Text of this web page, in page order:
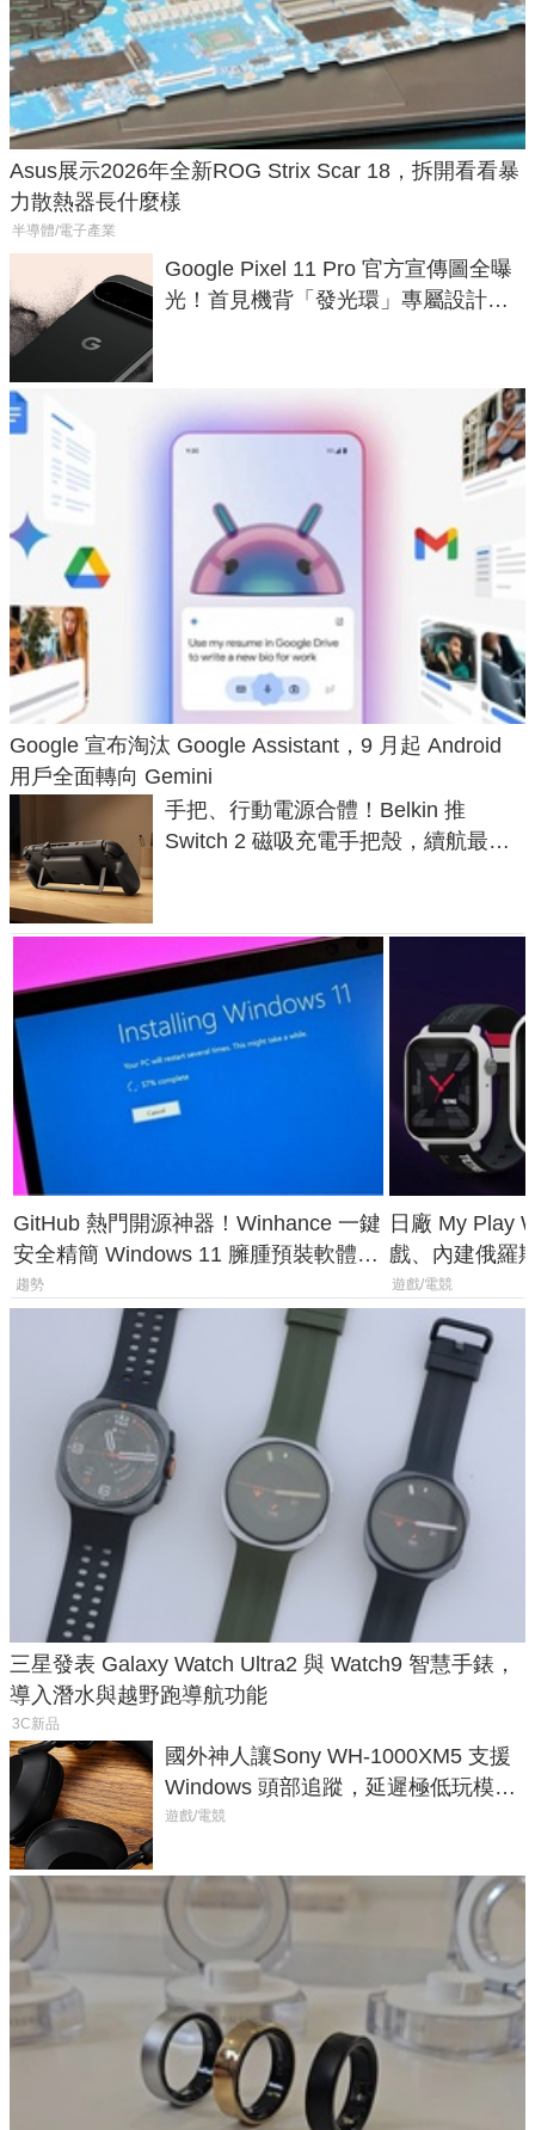
Asus展示2026年全新ROG Strix Scar 18，拆開看看暴
力散熱器長什麼樣
半導體/電子產業
Google Pixel 11 Pro 官方宣傳圖全曝
光！首見機背「發光環」專屬設計、
Google 宣布淘汰 Google Assistant，9 月起 Android
用戶全面轉向 Gemini
手把、行動電源合體！Belkin 推
Switch 2 磁吸充電手把殼，續航最高
GitHub 熱門開源神器！Winhance 一鍵
安全精簡 Windows 11 臃腫預裝軟體與
後台追蹤
趨勢
日廠 My Play
戲、內建俄羅
過竟然不能連
遊戲/電競
三星發表 Galaxy Watch Ultra2 與 Watch9 智慧手錶，
導入潛水與越野跑導航功能
3C新品
國外神人讓Sony WH-1000XM5 支援
Windows 頭部追蹤，延遲極低玩模擬
飛行超有感
遊戲/電競